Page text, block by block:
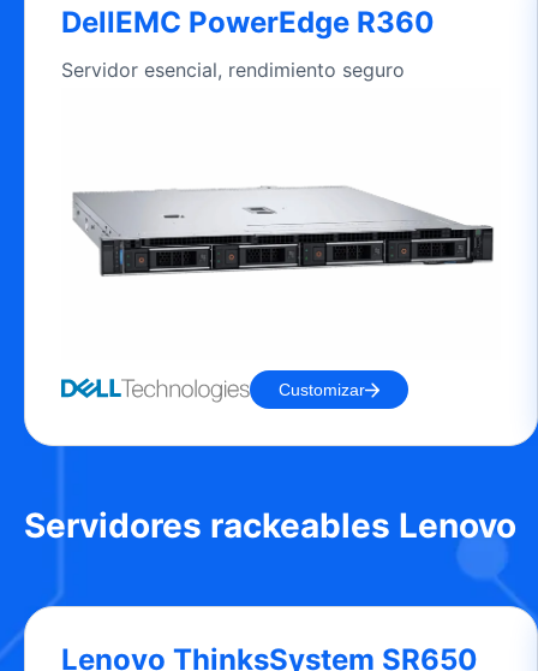
DellEMC PowerEdge R360
Servidor esencial, rendimiento seguro
Customizar
Servidores rackeables Lenovo
Lenovo ThinksSystem SR650